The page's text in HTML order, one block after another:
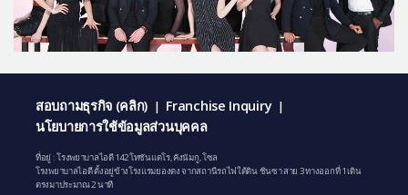
สอบถามธุรกิจ (คลิก) | Franchise Inquiry |
นโยบายการใช้ข้อมูลส่วนบุคคล
ที่อยู่ : โรงพยาบาลไอดี 142 โทซันแดโร, คังนัมกู, โซล
โรงพยาบาลไอดี ตั้งอยู่ข้างโรงแรมยองดง จากสถานีรถไฟใต้ดิน ชินซา สาย 3 ทางออกที่ 1 เดิน
ตรงมาประมาณ 2 นาที